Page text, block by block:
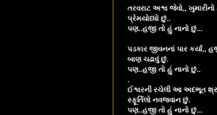
તરવરાટ અશ્વ જેવો,,
પ્રેમયોધ્ધો છું..
પણ..હજી તો હું નાનો છું...
પડકાર જીવનનાં પાર કર્યા,,
બાણ ચઢાવું છું.
પણ..હજી તો હું નાનો છું..
.
ઈશ્વરની રચેલી આ અદભૂત
સ્ફૂર્તિલો નવજવાન છું.
પણ..હજી તો હું નાનો છું...